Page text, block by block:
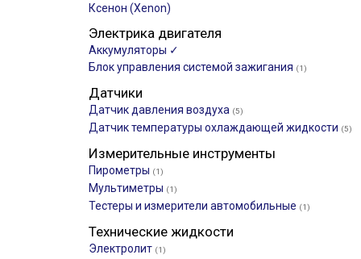
Ксенон (Xenon)
Электрика двигателя
Аккумуляторы ✓
Блок управления системой зажигания (1)
Датчики
Датчик давления воздуха (5)
Датчик температуры охлаждающей жидкости (5)
Измерительные инструменты
Пирометры (1)
Мультиметры (1)
Тестеры и измерители автомобильные (1)
Технические жидкости
Электролит (1)